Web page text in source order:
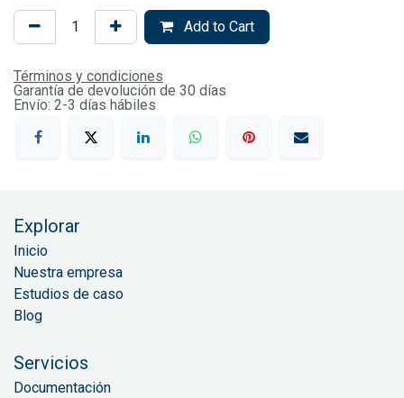
Add to Cart
Términos y condiciones
Garantía de devolución de 30 días
Envío: 2-3 días hábiles
Explorar
Inicio
Nuestra empresa
Estudios de caso
Blog
Servicios
Documentación